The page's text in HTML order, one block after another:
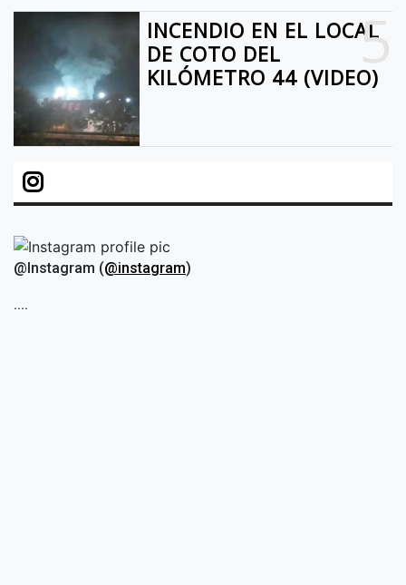
5
INCENDIO EN EL LOCAL
DE COTO DEL
KILÓMETRO 44 (VIDEO)
@Instagram (@instagram)
....